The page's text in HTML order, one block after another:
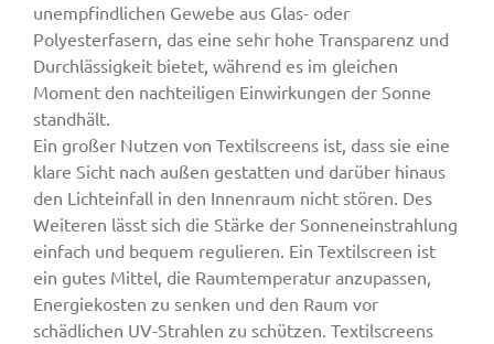
Kontakt
unempfindlichen Gewebe aus Glas- oder
Polyesterfasern, das eine sehr hohe Transparenz und
Durchlässigkeit bietet, während es im gleichen
Moment den nachteiligen Einwirkungen der Sonne
standhält.
Ein großer Nutzen von Textilscreens ist, dass sie eine
klare Sicht nach außen gestatten und darüber hinaus
den Lichteinfall in den Innenraum nicht stören. Des
Weiteren lässt sich die Stärke der Sonneneinstrahlung
einfach und bequem regulieren. Ein Textilscreen ist
ein gutes Mittel, die Raumtemperatur anzupassen,
Energiekosten zu senken und den Raum vor
schädlichen UV-Strahlen zu schützen. Textilscreens